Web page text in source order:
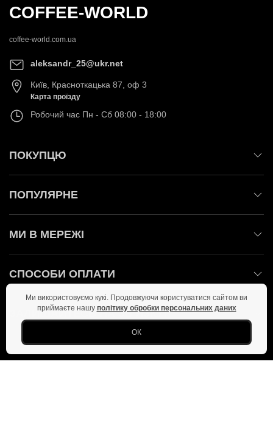
COFFEE-WORLD
coffee-world.com.ua
aleksandr_25@ukr.net
Київ, Красноткацька 87, оф 3
Карта проїзду
Робочий час Пн - Сб 08:00 - 18:00
ПОКУПЦЮ
ПОПУЛЯРНЕ
МИ В МЕРЕЖІ
СПОСОБИ ОПЛАТИ
ЗАЛИШАЙТЕСЬ НА ЗВ'ЯЗКУ!
Ми використовуємо кукі. Продовжуючи користуватися сайтом ви
приймаєте нашу політику обробки персональних даних
ОК